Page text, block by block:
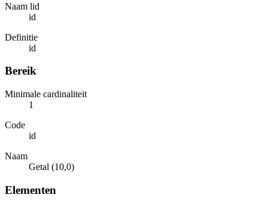
Naam lid
id
Definitie
id
Bereik
Minimale cardinaliteit
1
Code
id
Naam
Getal (10,0)
Elementen